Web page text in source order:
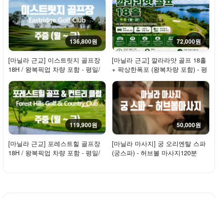
136,800원
[마닐라 근교] 이스트릿지 골프장
18H / 왕복픽업 차량 포함 - 평일/
주중
72,000원
[마닐라 근교] 깔라라얏 골프 18홀
+ 팍상한폭포 (왕복차량 포함) - 평
일
119,900원
[마닐라 근교] 포레스트힐 골프장
18H / 왕복픽업 차량 포함 - 평일/
50,000원
[마닐라 마사지] 궁 오리엔탈 스파
(궁스파) - 허브볼 마사지120분